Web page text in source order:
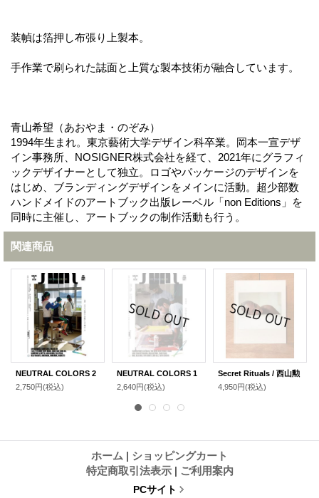
装幀は箔押し布張り上製本。
手作業で刷られた誌面と上質な製本技術が融合しています。
青山希望（あおやま・のぞみ）
1994年生まれ。東京藝術大学デザイン科卒業。岡本一宣デザ
イン事務所、NOSIGNER株式会社を経て、2021年にグラフィ
ックデザイナーとして独立。ロゴやパッケージのデザインを
はじめ、ブランディングデザインをメインに活動。超少部数
ハンドメイドのアートブック出版レーベル「non Editions」を
同時に主催し、アートブックの制作活動も行う。
関連商品
NEUTRAL COLORS 2
2,750円(税込)
NEUTRAL COLORS 1
2,640円(税込)
Secret Rituals / 西山勲
4,950円(税込)
ホーム | ショッピングカート
特定商取引法表示 | ご利用案内
PCサイト